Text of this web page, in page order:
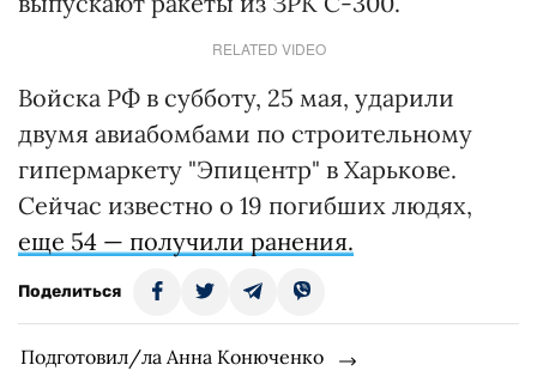
RELATED VIDEO
Войска РФ в субботу, 25 мая, ударили
двумя авиабомбами по строительному
гипермаркету "Эпицентр" в Харькове.
Сейчас известно о 19 погибших людях,
еще 54 — получили ранения.
Поделиться
Подготовил/ла Анна Конюченко